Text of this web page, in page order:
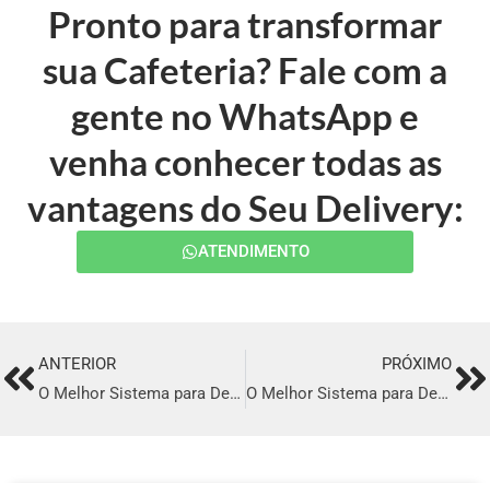
Pronto para transformar
sua Cafeteria? Fale com a
gente no WhatsApp e
venha conhecer todas as
vantagens do Seu Delivery:
ATENDIMENTO
PrevANTERIOR
O Melhor Sistema para Delivery em Janaúba
PRÓXIMO
O Melhor Sistema para Delivery em Sorriso